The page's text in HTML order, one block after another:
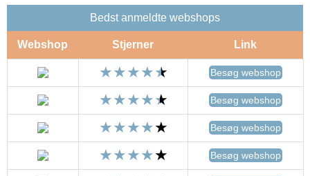
Bedst anmeldte webshops
Webshop Stjerner Link
Besøg webshop
Besøg webshop
Besøg webshop
Besøg webshop